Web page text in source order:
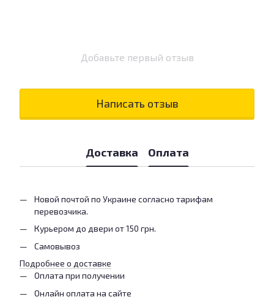
Добавьте первый отзыв
Написать отзыв
Доставка Оплата
Новой почтой по Украине согласно тарифам
перевозчика.
Курьером до двери от 150 грн.
Самовывоз
Подробнее о доставке
Оплата при получении
Онлайн оплата на сайте